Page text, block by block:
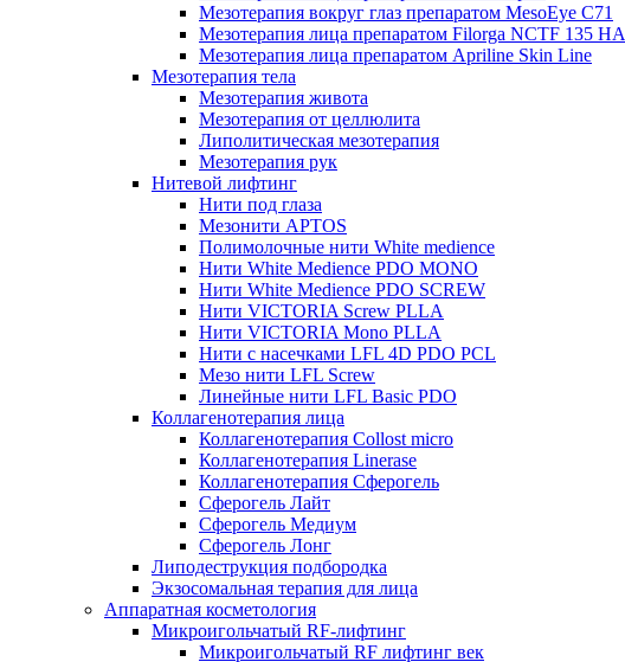
Мезотерапия вокруг глаз препаратом MesoEye С71
Мезотерапия лица препаратом Filorga NCTF 135 HA
Мезотерапия лица препаратом Apriline Skin Line
Мезотерапия тела
Мезотерапия живота
Мезотерапия от целлюлита
Липолитическая мезотерапия
Мезотерапия рук
Нитевой лифтинг
Нити под глаза
Мезонити APTOS
Полимолочные нити White medience
Нити White Medience PDO MONO
Нити White Medience PDO SCREW
Нити VICTORIA Screw PLLA
Нити VICTORIA Mono PLLA
Нити с насечками LFL 4D PDO PCL
Мезо нити LFL Screw
Линейные нити LFL Basic PDO
Коллагенотерапия лица
Коллагенотерапия Collost micro
Коллагенотерапия Linerase
Коллагенотерапия Сферогель
Сферогель Лайт
Сферогель Медиум
Сферогель Лонг
Липодеструкция подбородка
Экзосомальная терапия для лица
Аппаратная косметология
Микроигольчатый RF-лифтинг
Микроигольчатый RF лифтинг век